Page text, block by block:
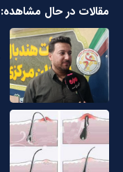
مقالات در حال مشاهده: